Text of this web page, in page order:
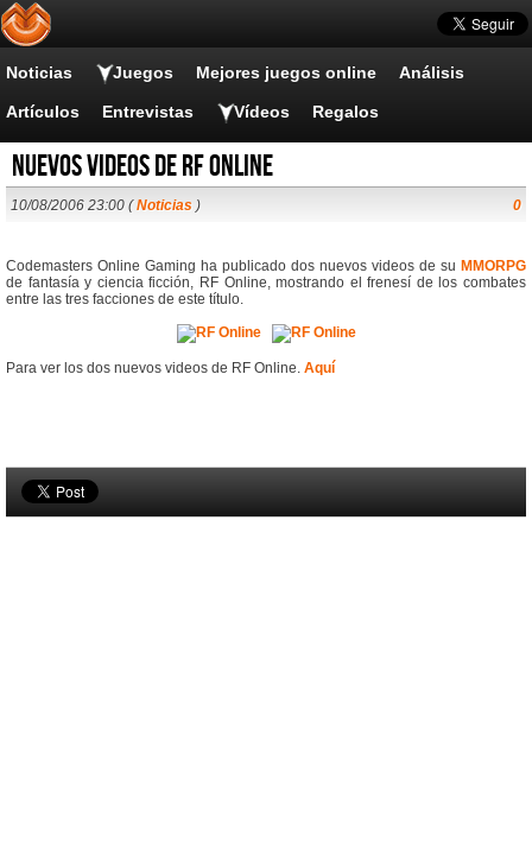
Noticias Juegos Mejores juegos online Análisis
Artículos Entrevistas Vídeos Regalos
Nuevos videos de RF Online
10/08/2006 23:00 (Noticias ) 0
Codemasters Online Gaming ha publicado dos nuevos videos de su MMORPG
de fantasía y ciencia ficción, RF Online, mostrando el frenesí de los combates
entre las tres facciones de este título.
Para ver los dos nuevos videos de RF Online. Aquí